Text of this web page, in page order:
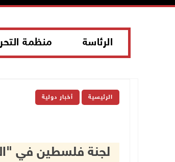
الرئاسة منظمة
الرئيسية أخبار دولية
لجنة فلسطين في